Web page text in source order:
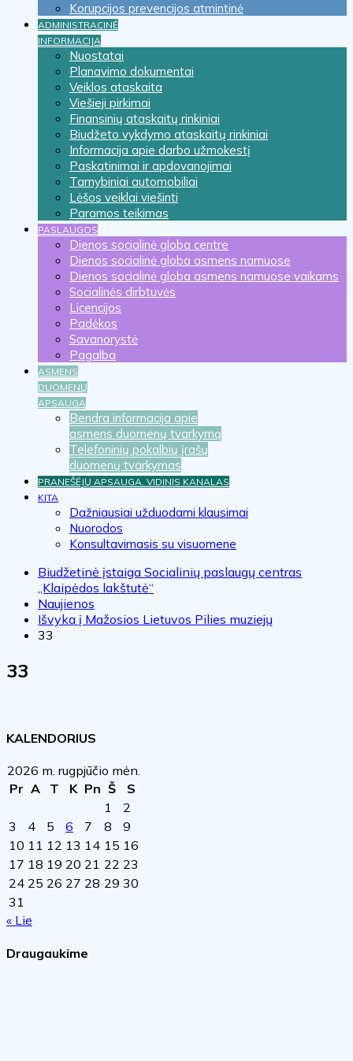
Korupcijos prevencijos atmintinė
ADMINISTRACINĖ
INFORMACIJA
Nuostatai
Planavimo dokumentai
Veiklos ataskaita
Viešieji pirkimai
Finansinių ataskaitų rinkiniai
Biudžeto vykdymo ataskaitų rinkiniai
Informacija apie darbo užmokestį
Paskatinimai ir apdovanojimai
Tarnybiniai automobiliai
Lėšos veiklai viešinti
Paramos teikimas
PASLAUGOS
Dienos socialinė globa centre
Dienos socialinė globa asmens namuose
Dienos socialinė globa asmens namuose vaikams
Socialinės dirbtuvės
Licencijos
Padėkos
Savanorystė
Pagalba
ASMENS
DUOMENŲ
APSAUGA
Bendra informacija apie
asmens duomenų tvarkymą
Telefoninių pokalbių įrašų
duomenų tvarkymas
PRANEŠĖJŲ APSAUGA. VIDINIS KANALAS
KITA
Dažniausiai užduodami klausimai
Nuorodos
Konsultavimasis su visuomene
Biudžetinė įstaiga Socialinių paslaugų centras
„Klaipėdos lakštutė“
Naujienos
Išvyka į Mažosios Lietuvos Pilies muziejų
33
33
KALENDORIUS
2026 m. rugpjūčio mėn.
Pr A T K Pn Š
S
1
2
3
4 5 6 7 8
9
10 11 12 13 14 15 16
17 18 19 20 21 22 23
24 25 26 27 28 29 30
31
« Lie
Draugaukime